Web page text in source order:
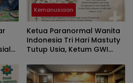
Kemanusiaan
Ketua Paranormal Wanita
Indonesia Tri Hari Mastuty
Tutup Usia, Ketum GWI
Mendalam